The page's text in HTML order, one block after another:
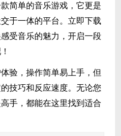
简单的音乐游戏，它更是
于一体的平台。立即下载
受音乐的魅力，开启一段
验，操作简单易上手，但
技巧和反应速度。无论您
手，都能在这里找到适合